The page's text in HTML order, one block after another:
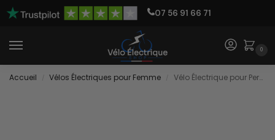
07 56 91 66 71
0
Accueil Vélos Électriques pour Femme Vélo Électrique pour Personnes Âgées